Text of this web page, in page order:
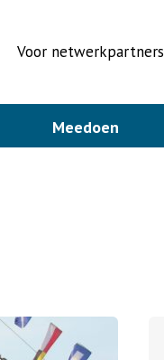
Voor netwerkpartners
Meedoen